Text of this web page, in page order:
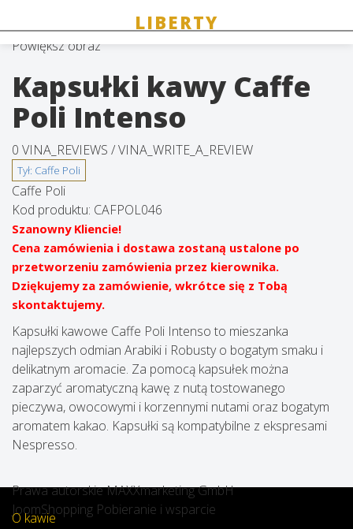
Powiększ obraz
Kapsułki kawy Caffe
Poli Intenso
0 VINA_REVIEWS /VINA_WRITE_A_REVIEW
Caffe Poli
Kod produktu: CAFPOL046
Szanowny Kliencie!
Cena zamówienia i dostawa zostaną ustalone po
przetworzeniu zamówienia przez kierownika.
Dziękujemy za zamówienie, wkrótce się z Tobą
skontaktujemy.
Kapsułki kawowe Caffe Poli Intenso to mieszanka
najlepszych odmian Arabiki i Robusty o bogatym smaku i
delikatnym aromacie. Za pomocą kapsułek można
zaparzyć aromatyczną kawę z nutą tostowanego
pieczywa, owocowymi i korzennymi nutami oraz bogatym
aromatem kakao. Kapsułki są kompatybilne z ekspresami
Nespresso.
Prawa autorskie MAXXmarketing GmbH
JoomShopping Pobieranie i wsparcie
O kawie